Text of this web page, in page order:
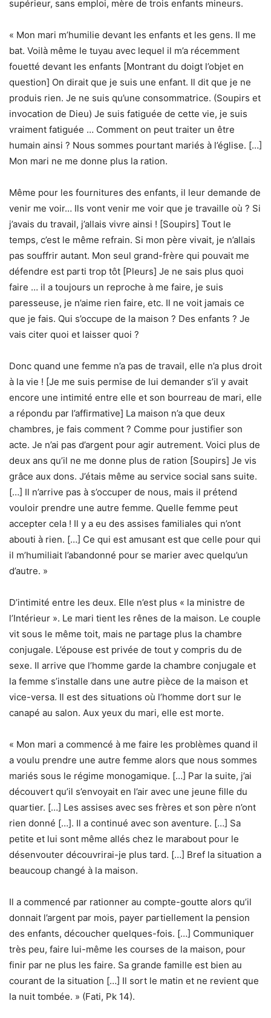
supérieur, sans emploi, mère de trois enfants mineurs.
« Mon mari m’humilie devant les enfants et les gens. Il me
bat. Voilà même le tuyau avec lequel il m’a récemment
fouetté devant les enfants [Montrant du doigt l’objet en
question] On dirait que je suis une enfant. Il dit que je ne
produis rien. Je ne suis qu’une consommatrice. (Soupirs et
invocation de Dieu) Je suis fatiguée de cette vie, je suis
vraiment fatiguée … Comment on peut traiter un être
humain ainsi ? Nous sommes pourtant mariés à l’église. […]
Mon mari ne me donne plus la ration.
Même pour les fournitures des enfants, il leur demande de
venir me voir… Ils vont venir me voir que je travaille où ? Si
j’avais du travail, j’allais vivre ainsi ! [Soupirs] Tout le
temps, c’est le même refrain. Si mon père vivait, je n’allais
pas souffrir autant. Mon seul grand-frère qui pouvait me
défendre est parti trop tôt [Pleurs] Je ne sais plus quoi
faire … il a toujours un reproche à me faire, je suis
paresseuse, je n’aime rien faire, etc. Il ne voit jamais ce
que je fais. Qui s’occupe de la maison ? Des enfants ? Je
vais citer quoi et laisser quoi ?
Donc quand une femme n’a pas de travail, elle n’a plus droit
à la vie ! [Je me suis permise de lui demander s’il y avait
encore une intimité entre elle et son bourreau de mari, elle
a répondu par l’affirmative] La maison n’a que deux
chambres, je fais comment ? Comme pour justifier son
acte. Je n’ai pas d’argent pour agir autrement. Voici plus de
deux ans qu’il ne me donne plus de ration [Soupirs] Je vis
grâce aux dons. J’étais même au service social sans suite.
[…] Il n’arrive pas à s’occuper de nous, mais il prétend
vouloir prendre une autre femme. Quelle femme peut
accepter cela ! Il y a eu des assises familiales qui n’ont
abouti à rien. […] Ce qui est amusant est que celle pour qui
il m’humiliait l’abandonné pour se marier avec quelqu’un
d’autre. »
D’intimité entre les deux. Elle n’est plus « la ministre de
l’Intérieur ». Le mari tient les rênes de la maison. Le couple
vit sous le même toit, mais ne partage plus la chambre
conjugale. L’épouse est privée de tout y compris du de
sexe. Il arrive que l’homme garde la chambre conjugale et
la femme s’installe dans une autre pièce de la maison et
vice-versa. Il est des situations où l’homme dort sur le
canapé au salon. Aux yeux du mari, elle est morte.
« Mon mari a commencé à me faire les problèmes quand il
a voulu prendre une autre femme alors que nous sommes
mariés sous le régime monogamique. […] Par la suite, j’ai
découvert qu’il s’envoyait en l’air avec une jeune fille du
quartier. […] Les assises avec ses frères et son père n’ont
rien donné […]. Il a continué avec son aventure. […] Sa
petite et lui sont même allés chez le marabout pour le
désenvouter découvrirai-je plus tard. […] Bref la situation a
beaucoup changé à la maison.
Il a commencé par rationner au compte-goutte alors qu’il
donnait l’argent par mois, payer partiellement la pension
des enfants, découcher quelques-fois. […] Communiquer
très peu, faire lui-même les courses de la maison, pour
finir par ne plus les faire. Sa grande famille est bien au
courant de la situation […] Il sort le matin et ne revient que
la nuit tombée. » (Fati, Pk 14).